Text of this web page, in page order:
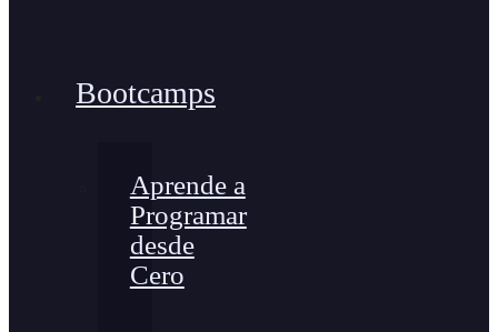
Bootcamps
Aprende a
Programar
desde
Cero